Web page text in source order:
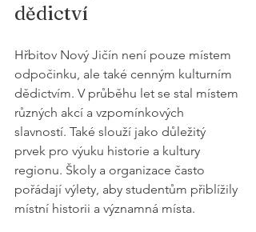
dědictví
Hřbitov Nový Jičín není pouze místem
odpočinku, ale také cenným kulturním
dědictvím. V průběhu let se stal místem
různých akcí a vzpomínkových
slavností. Také slouží jako důležitý
prvek pro výuku historie a kultury
regionu. Školy a organizace často
pořádají výlety, aby studentům přiblížily
místní historii a významná místa.